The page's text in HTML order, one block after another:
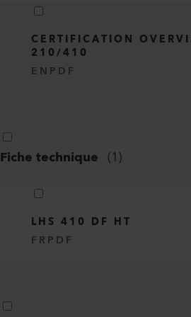
CERTIFICATION
210/410
EN PDF
Fiche technique (1)
LHS 410 DF HT
FR PDF